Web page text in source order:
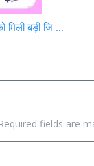
मिली बड़ी जि ...
Required fields are